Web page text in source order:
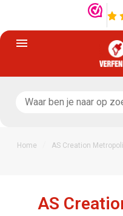
Home
AS Creation
AS